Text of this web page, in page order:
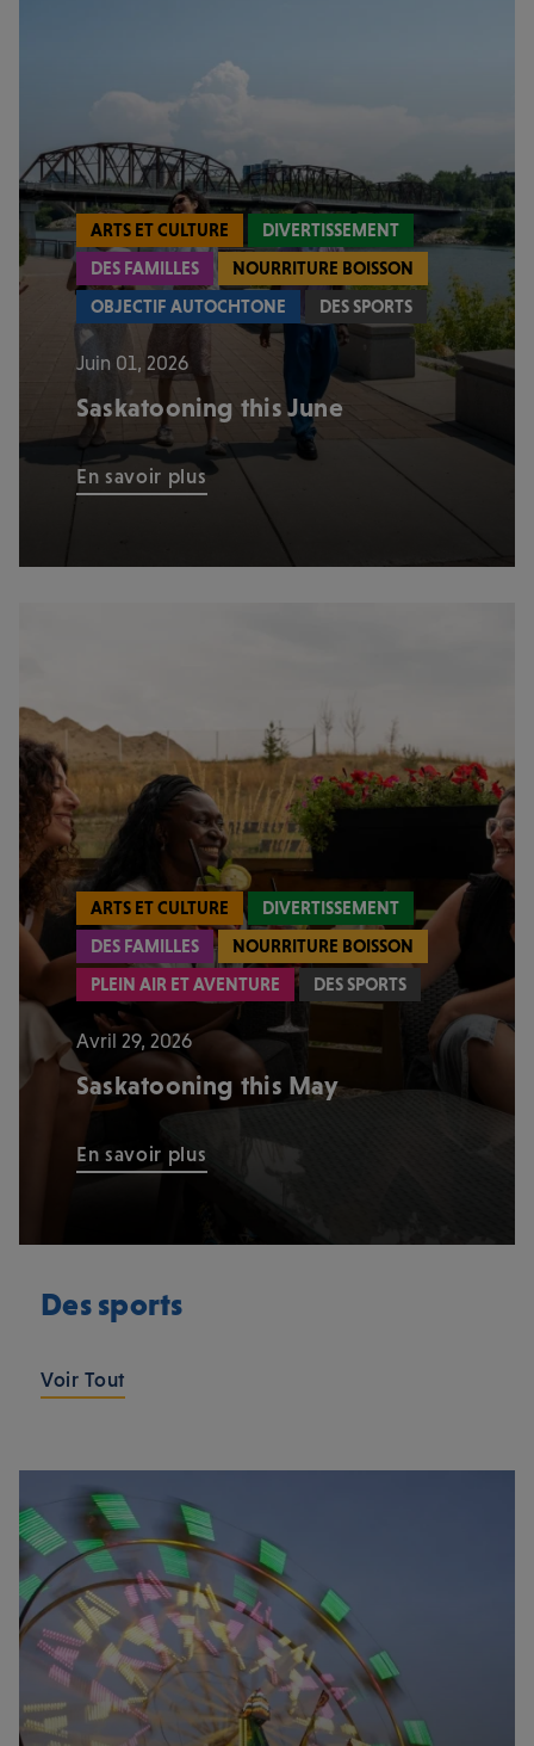
ARTS ET CULTURE
DIVERTISSEMENT
DES FAMILLES
NOURRITURE BOISSON
OBJECTIF AUTOCHTONE
DES SPORTS
Juin 01, 2026
Saskatooning this June
En savoir plus
ARTS ET CULTURE
DIVERTISSEMENT
DES FAMILLES
NOURRITURE BOISSON
PLEIN AIR ET AVENTURE
DES SPORTS
Avril 29, 2026
Saskatooning this May
En savoir plus
Des sports
Voir Tout